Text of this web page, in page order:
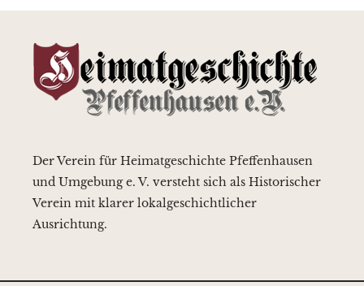
Der Verein für Heimatgeschichte Pfeffenhausen
und Umgebung e. V. versteht sich als Historischer
Verein mit klarer lokalgeschichtlicher
Ausrichtung.